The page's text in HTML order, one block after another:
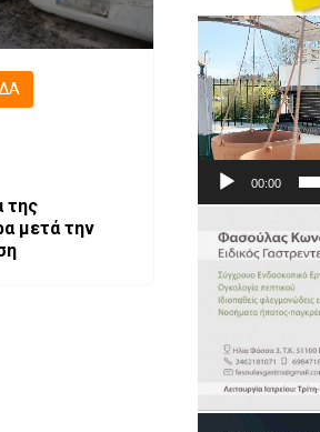
της
μετά την
Πρόγραμμα
Αναπαραγωγής
Βίντεο
00:00